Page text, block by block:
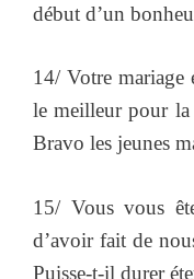
début d’un
14/ Votre mariage
le meilleur pour la
Bravo les jeunes
15/ Vous vous
d’avoir fait de
Puisse-t-il durer